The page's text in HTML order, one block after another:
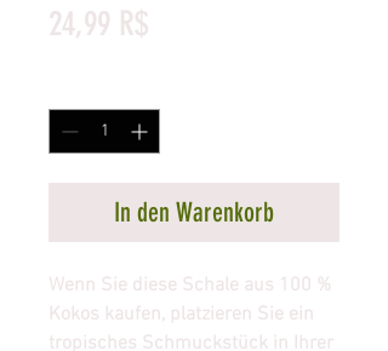
24,99 R$Preis
In den Warenkorb
Wenn Sie diese Schale aus 100 %
Kokos kaufen, platzieren Sie ein
tropisches Schmuckstück in Ihrer